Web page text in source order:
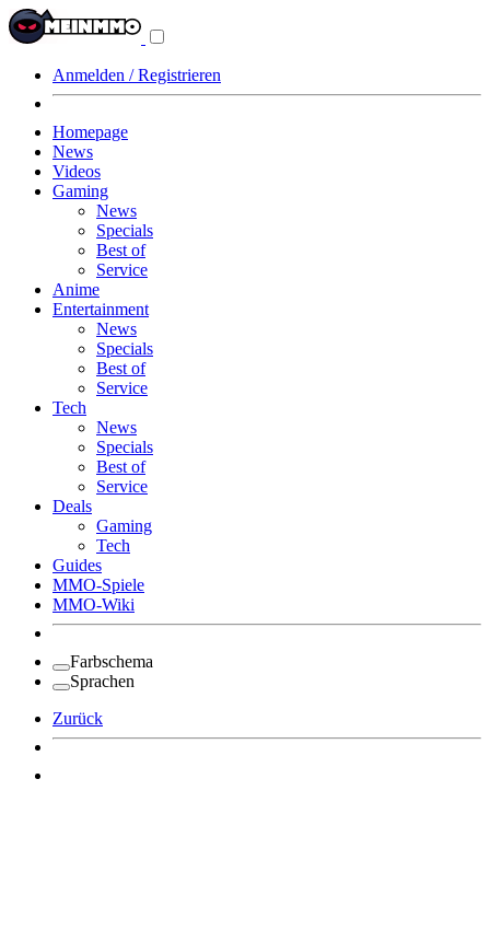
Anmelden / Registrieren
Homepage
News
Videos
Gaming
News
Specials
Best of
Service
Anime
Entertainment
News
Specials
Best of
Service
Tech
News
Specials
Best of
Service
Deals
Gaming
Tech
Guides
MMO-Spiele
MMO-Wiki
Farbschema
Sprachen
Zurück